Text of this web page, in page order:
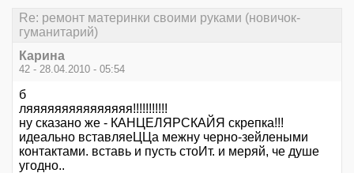
Re: ремонт материнки своими руками (новичок-
гуманитарий)
Карина
42 - 28.04.2010 - 05:54
б
ляяяяяяяяяяяяяяя!!!!!!!!!!!
ну сказано же - КАНЦЕЛЯРСКАЙЯ скрепка!!!
идеально вставляеЦЦа межну черно-зейлеными
контактами. вставь и пусть стоИт. и меряй, че душе
угодно..